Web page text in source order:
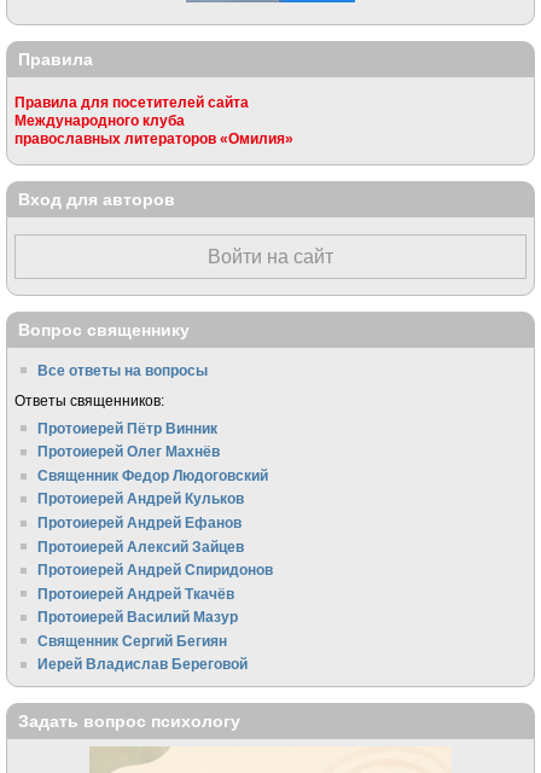
Правила
Правила для посетителей сайта
Международного клуба
православных литераторов «Омилия»
Вход для авторов
Войти на сайт
Вопрос священнику
Все ответы на вопросы
Ответы священников:
Протоиерей Пётр Винник
Протоиерей Олег Махнёв
Священник Федор Людоговский
Протоиерей Андрей Кульков
Протоиерей Андрей Ефанов
Протоиерей Алексий Зайцев
Протоиерей Андрей Спиридонов
Протоиерей Андрей Ткачёв
Протоиерей Василий Мазур
Священник Сергий Бегиян
Иерей Владислав Береговой
Задать вопрос психологу